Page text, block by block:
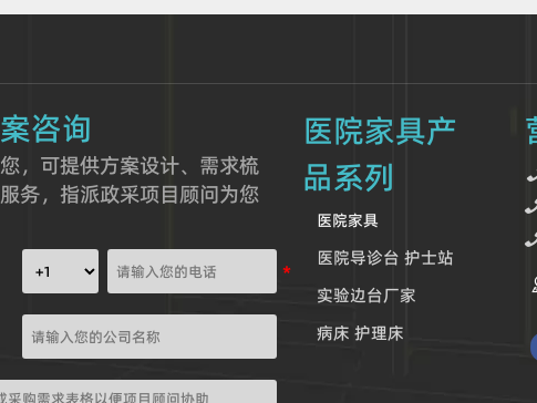
咨询
，可提供方案设计、需求梳
务，指派政采项目顾问为您
医院家具产
品系列
医院家具
医院导诊台 护士站
实验边台厂家
病床 护理床